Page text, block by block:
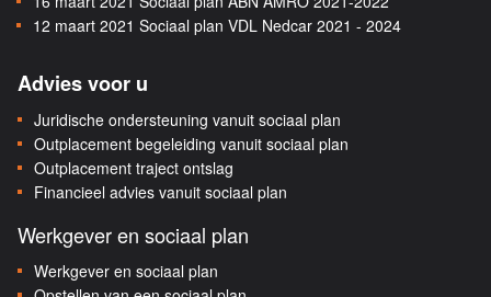
12 maart 2021 Sociaal plan VDL Nedcar 2021 - 2024
Advies voor u
Juridische ondersteuning vanuit sociaal plan
Outplacement begeleiding vanuit sociaal plan
Outplacement traject ontslag
Financieel advies vanuit sociaal plan
Werkgever en sociaal plan
Werkgever en sociaal plan